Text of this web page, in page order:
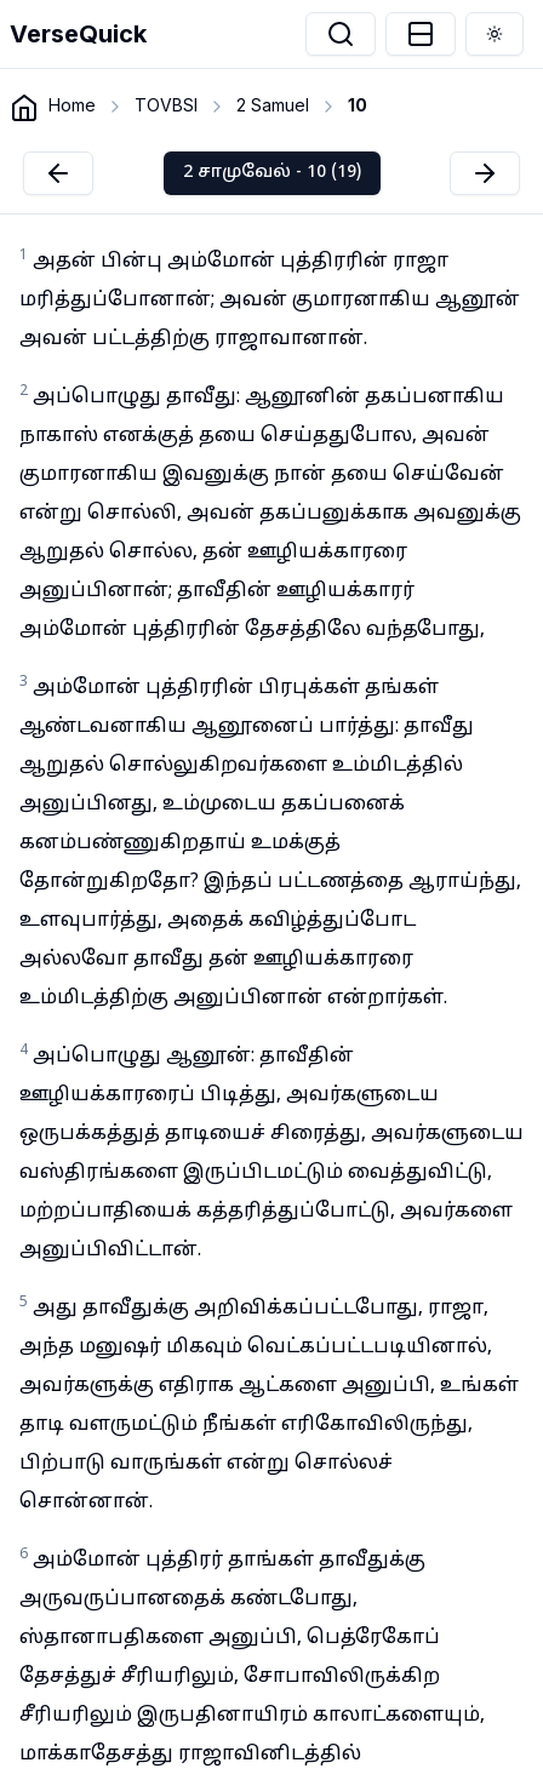
VerseQuick
Home TOVBSI 2 Samuel 10
2 சாமுவேல் - 10 (19)
1 அதன் பின்பு அம்மோன் புத்திரரின் ராஜா
மரித்துப்போனான்; அவன் குமாரனாகிய ஆனூன்
அவன் பட்டத்திற்கு ராஜாவானான்.
2 அப்பொழுது தாவீது: ஆனூனின் தகப்பனாகிய
நாகாஸ் எனக்குத் தயை செய்ததுபோல, அவன்
குமாரனாகிய இவனுக்கு நான் தயை செய்வேன்
என்று சொல்லி, அவன் தகப்பனுக்காக அவனுக்கு
ஆறுதல் சொல்ல, தன் ஊழியக்காரரை
அனுப்பினான்; தாவீதின் ஊழியக்காரர்
அம்மோன் புத்திரரின் தேசத்திலே வந்தபோது,
3 அம்மோன் புத்திரரின் பிரபுக்கள் தங்கள்
ஆண்டவனாகிய ஆனூனைப் பார்த்து: தாவீது
ஆறுதல் சொல்லுகிறவர்களை உம்மிடத்தில்
அனுப்பினது, உம்முடைய தகப்பனைக்
கனம்பண்ணுகிறதாய் உமக்குத்
தோன்றுகிறதோ? இந்தப் பட்டணத்தை ஆராய்ந்து,
உளவுபார்த்து, அதைக் கவிழ்த்துப்போட
அல்லவோ தாவீது தன் ஊழியக்காரரை
உம்மிடத்திற்கு அனுப்பினான் என்றார்கள்.
4 அப்பொழுது ஆனூன்: தாவீதின்
ஊழியக்காரரைப் பிடித்து, அவர்களுடைய
ஒருபக்கத்துத் தாடியைச் சிரைத்து, அவர்களுடைய
வஸ்திரங்களை இருப்பிடமட்டும் வைத்துவிட்டு,
மற்றப்பாதியைக் கத்தரித்துப்போட்டு, அவர்களை
அனுப்பிவிட்டான்.
5 அது தாவீதுக்கு அறிவிக்கப்பட்டபோது, ராஜா,
அந்த மனுஷர் மிகவும் வெட்கப்பட்டபடியினால்,
அவர்களுக்கு எதிராக ஆட்களை அனுப்பி, உங்கள்
தாடி வளருமட்டும் நீங்கள் எரிகோவிலிருந்து,
பிற்பாடு வாருங்கள் என்று சொல்லச்
சொன்னான்.
6 அம்மோன் புத்திரர் தாங்கள் தாவீதுக்கு
அருவருப்பானதைக் கண்டபோது,
ஸ்தானாபதிகளை அனுப்பி, பெத்ரேகோப்
தேசத்துச் சீரியரிலும், சோபாவிலிருக்கிற
சீரியரிலும் இருபதினாயிரம் காலாட்களையும்,
மாக்காதேசத்து ராஜாவினிடத்தில்